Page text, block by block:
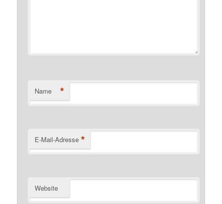
Name *
E-Mail-Adresse *
Website